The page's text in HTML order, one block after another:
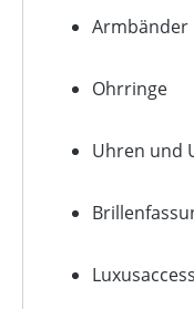
Armbänder
Ohrringe
Uhren und